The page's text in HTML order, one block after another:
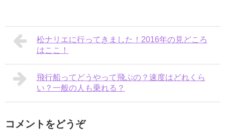
松ナリエに行ってきました！2016年の見どころ
はここ！
飛行船ってどうやって飛ぶの？速度はどれくら
い？一般の人も乗れる？
コメントをどうぞ